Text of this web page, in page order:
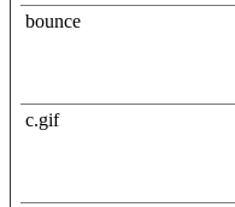
bounce
c.gif